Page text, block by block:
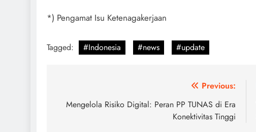
*) Pengamat Isu Ketenagakerjaan
Tagged: #Indonesia #news #update
navigation
Previous:
Mengelola Risiko Digital: Peran PP TUNAS di Era
Konektivitas Tinggi